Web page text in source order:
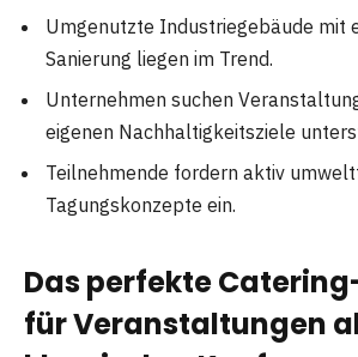
Umgenutzte Industriegebäude mit
Sanierung liegen im Trend.
Unternehmen suchen
eigenen Nachhaltigkeitsziele
Teilnehmende fordern aktiv
Tagungskonzepte ein.
Das perfekte
für Veranstaltungen